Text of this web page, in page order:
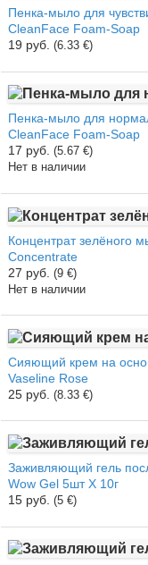
Пенка-мыло для
CleanFace Foam-Soap
19 руб. (6.33 €)
Пенка-мыло для
CleanFace Foam-Soap
17 руб. (5.67 €)
Нет в наличии
Концентрат зелёного
Concentrate
27 руб. (9 €)
Нет в наличии
Сияющий крем на
Vaseline Rose
25 руб. (8.33 €)
Заживляющий гель
Wow Gel 5шт Х 10г
15 руб. (5 €)